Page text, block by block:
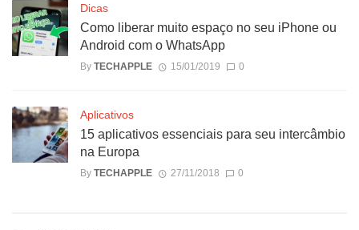
Dicas
Como liberar muito espaço no seu iPhone ou
Android com o WhatsApp
By TECHAPPLE 15/01/2019 0
Aplicativos
15 aplicativos essenciais para seu intercâmbio
na Europa
By TECHAPPLE 27/11/2018 0